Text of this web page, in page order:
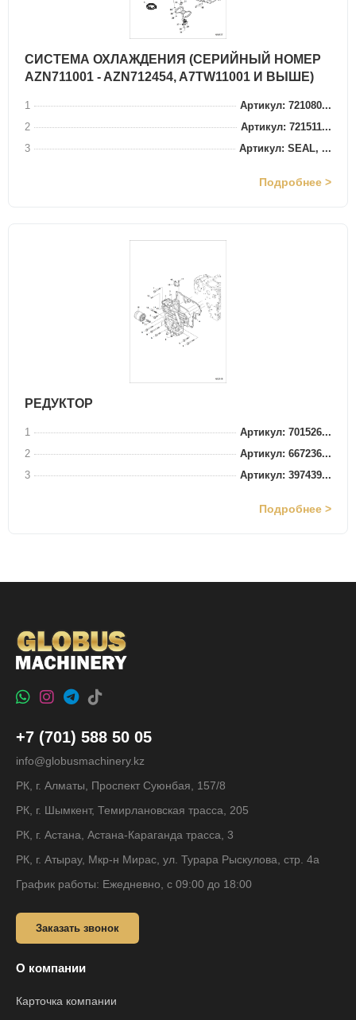
СИСТЕМА ОХЛАЖДЕНИЯ (СЕРИЙНЫЙ НОМЕР
AZN711001 - AZN712454, A7TW11001 И ВЫШЕ)
1
Артикул: 721080...
2
Артикул: 721511...
3
Артикул: SEAL, ...
Подробнее >
РЕДУКТОР
1
Артикул: 701526...
2
Артикул: 667236...
3
Артикул: 397439...
Подробнее >
+7 (701) 588 50 05
info@globusmachinery.kz
РК, г. Алматы, Проспект Суюнбая, 157/8
РК, г. Шымкент, Темирлановская трасса, 205
РК, г. Астана, Астана-Караганда трасса, 3
РК, г. Атырау, Мкр-н Мирас, ул. Турара Рыскулова, стр. 4а
График работы: Ежедневно, с 09:00 до 18:00
Заказать звонок
О компании
Карточка компании